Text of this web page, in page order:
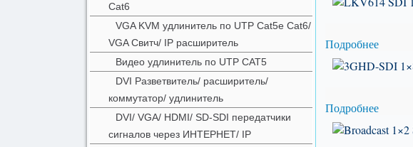
Cat6
VGA KVM удлинитель по UTP Cat5e Cat6/
VGA Свитч/ IP расширитель
Видео удлинитель по UTP CAT5
DVI Разветвитель/ расширитель/
коммутатор/ удлинитель
DVI/ VGA/ HDMI/ SD-SDI передатчики
сигналов через ИНТЕРНЕТ/ IP
Подробнее
Подробнее